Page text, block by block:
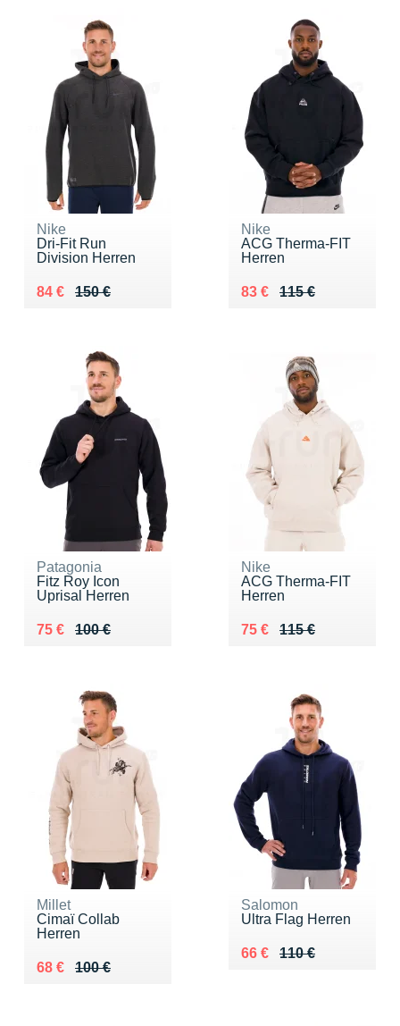
Nike
Dri-Fit Run
Division Herren
150 €
Au lieu de 150 €
84 €
Vendu 84 €
Nike
ACG Therma-FIT
Herren
115 €
Au lieu de 115 €
83 €
Vendu 83 €
Patagonia
Fitz Roy Icon
Uprisal Herren
100 €
Au lieu de 100 €
75 €
Vendu 75 €
Nike
ACG Therma-FIT
Herren
115 €
Au lieu de 115 €
75 €
Vendu 75 €
Millet
Cimaï Collab
Herren
100 €
Au lieu de 100 €
68 €
Vendu 68 €
Salomon
Ultra Flag Herren
110 €
Au lieu de 110 €
66 €
Vendu 66 €